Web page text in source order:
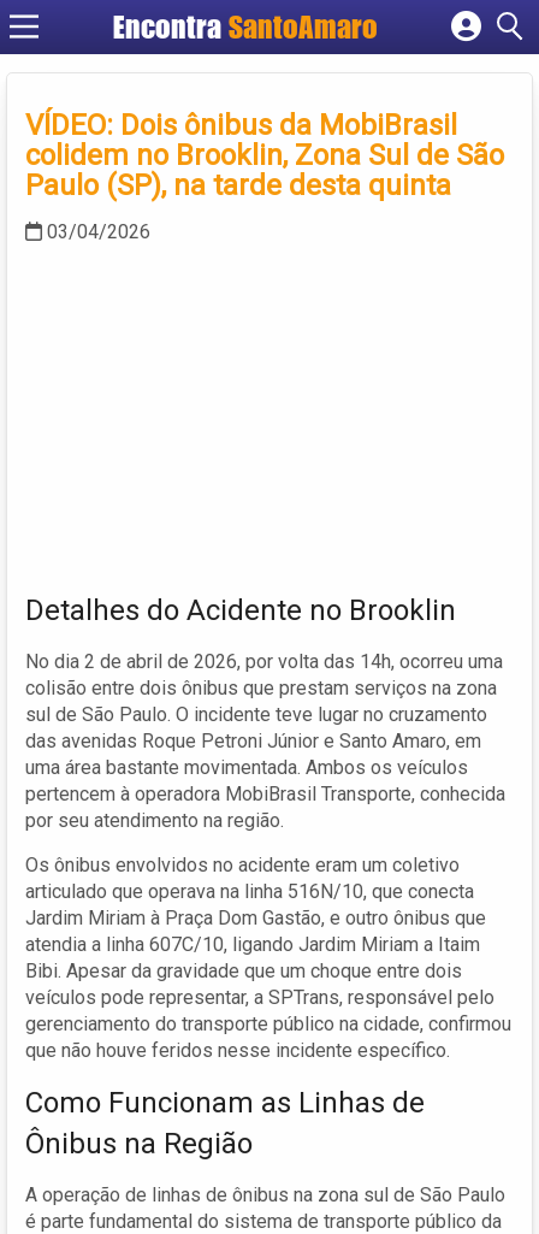
Encontra SantoAmaro
Cadastrar empresa
Criar conta
VÍDEO: Dois ônibus da MobiBrasil
colidem no Brooklin, Zona Sul de São
Paulo (SP), na tarde desta quinta
03/04/2026
Detalhes do Acidente no Brooklin
No dia 2 de abril de 2026, por volta das 14h, ocorreu uma
colisão entre dois ônibus que prestam serviços na zona
sul de São Paulo. O incidente teve lugar no cruzamento
das avenidas Roque Petroni Júnior e Santo Amaro, em
uma área bastante movimentada. Ambos os veículos
pertencem à operadora MobiBrasil Transporte, conhecida
por seu atendimento na região.
Os ônibus envolvidos no acidente eram um coletivo
articulado que operava na linha 516N/10, que conecta
Jardim Miriam à Praça Dom Gastão, e outro ônibus que
atendia a linha 607C/10, ligando Jardim Miriam a Itaim
Bibi. Apesar da gravidade que um choque entre dois
veículos pode representar, a SPTrans, responsável pelo
gerenciamento do transporte público na cidade, confirmou
que não houve feridos nesse incidente específico.
Como Funcionam as Linhas de
Ônibus na Região
A operação de linhas de ônibus na zona sul de São Paulo
é parte fundamental do sistema de transporte público da